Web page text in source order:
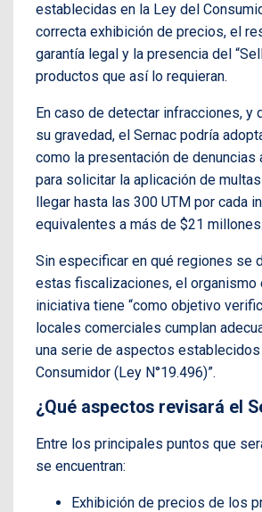
establecidas en la Ley del
correcta exhibición de precios, el
garantía legal y la presencia del
productos que así lo requieran.
En caso de detectar infracciones, y
su gravedad, el Sernac podría
como la presentación de denuncias
para solicitar la aplicación de
llegar hasta las 300 UTM por cada
equivalentes a más de $21 millones.
Sin especificar en qué regiones se
estas fiscalizaciones, el organismo
iniciativa tiene “como objetivo
locales comerciales cumplan
una serie de aspectos establecidos
Consumidor (Ley N°19.496)”.
¿Qué aspectos revisará el
Entre los principales puntos que
se encuentran:
Exhibición de precios de los